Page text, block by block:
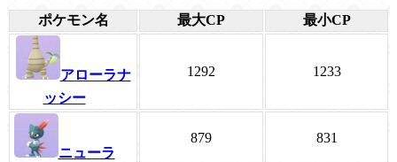
ポケモン名 最大CP 最小CP
アローラナ
ッシー
1292 1233
ニューラ
879 831